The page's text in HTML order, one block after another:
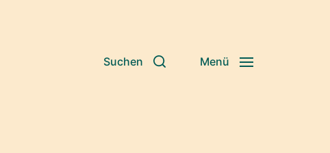
Suchen Menü